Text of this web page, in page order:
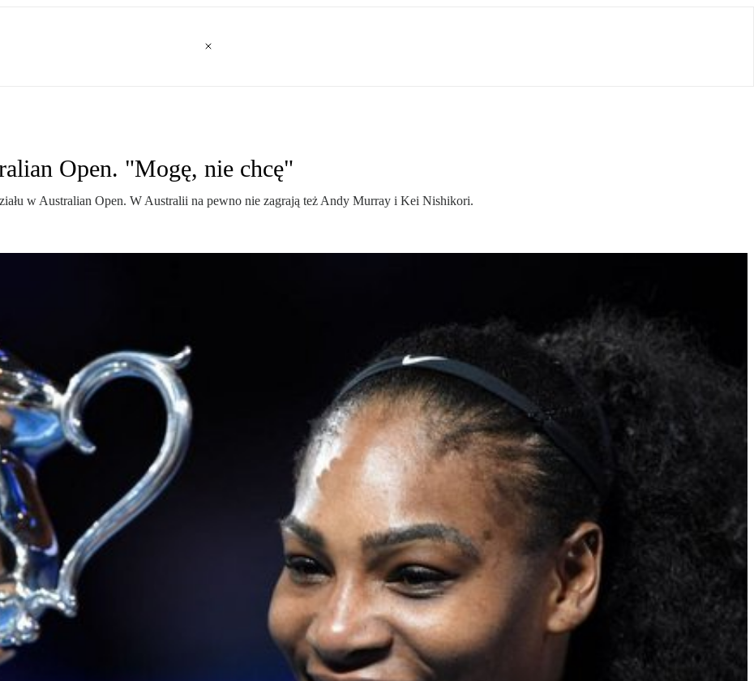
Open. "Mogę, nie chcę"
w Australian Open. W Australii na pewno nie zagrają też Andy Murray i Kei Nishikori.